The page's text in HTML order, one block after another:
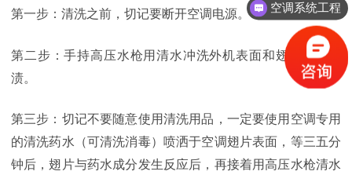
第一步：清洗之前，切记要断开空调电源。
第二步：手持高压水枪用清水冲洗外机表面和翅片上的污
渍。
第三步：切记不要随意使用清洗用品，一定要使用空调专用
的清洗药水（可清洗消毒）喷洒于空调翅片表面，等三五分
钟后，翅片与药水成分发生反应后，再接着用高压水枪清水
空调系统工程